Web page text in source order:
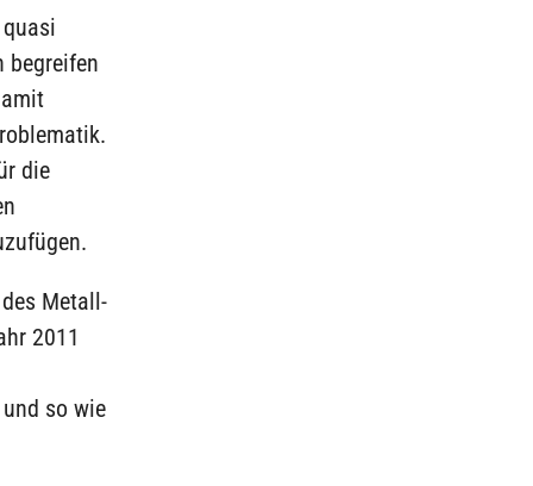
begreifen
die
Metall-
2011
so wie